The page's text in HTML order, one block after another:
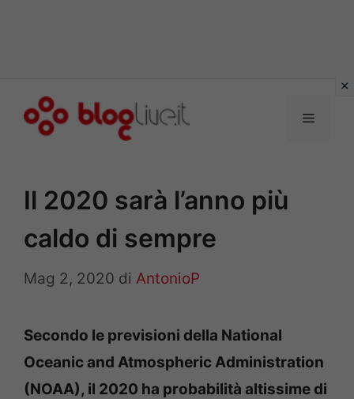
Menu
Il 2020 sarà l’anno più
caldo di sempre
Mag 2, 2020 di AntonioP
Secondo le previsioni della National
Oceanic and Atmospheric Administration
(NOAA), il 2020 ha probabilità altissime di